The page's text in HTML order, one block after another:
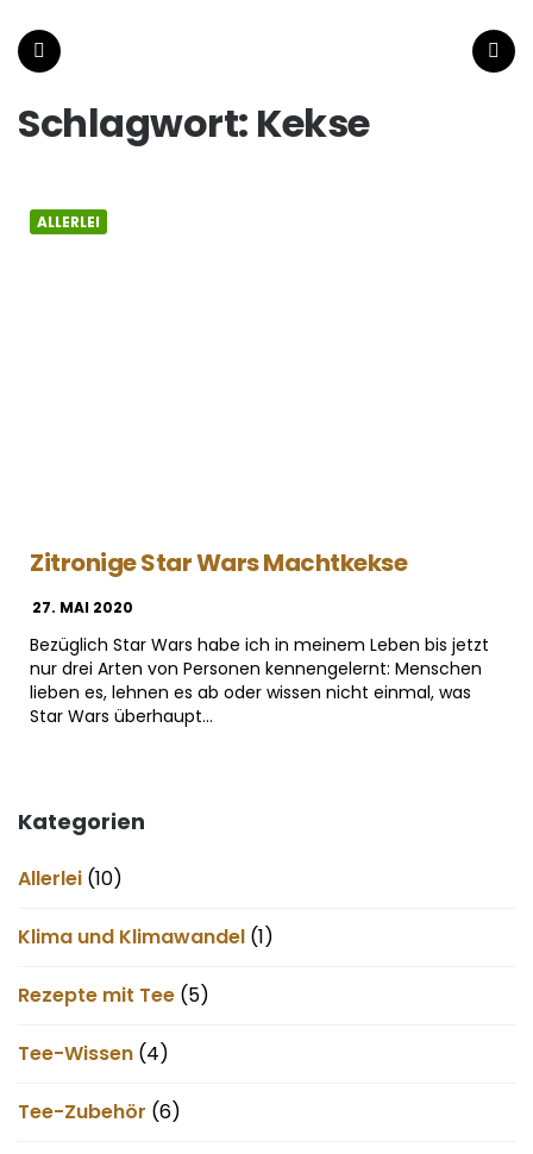
Schlagwort: Kekse
ALLERLEI
Zitronige Star Wars Machtkekse
27. MAI 2020
Bezüglich Star Wars habe ich in meinem Leben bis jetzt
nur drei Arten von Personen kennengelernt: Menschen
lieben es, lehnen es ab oder wissen nicht einmal, was
Star Wars überhaupt…
Kategorien
Allerlei (10)
Klima und Klimawandel (1)
Rezepte mit Tee (5)
Tee-Wissen (4)
Tee-Zubehör (6)